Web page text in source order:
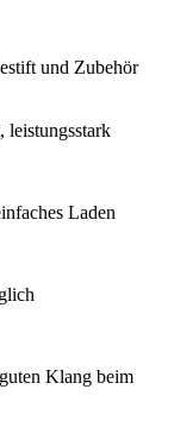
leistungsstark
Laden
Klang beim